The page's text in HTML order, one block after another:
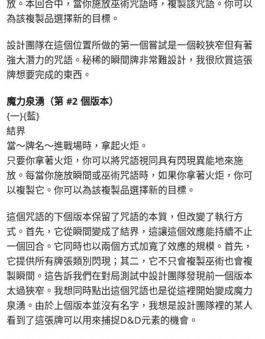
放。本回合中，當你施放巫術咒語時，複製該咒語。你可以
為該複製品選擇新的目標。
設計團隊在這個位置所做的第一個嘗試是一個較狹窄但有著
強大潛力的咒語。秘稀的瞬間牌非常難設計，我很欣賞這張
牌想要完成的東西。
魔力泉湧（第 #2 個版本）
{一}{藍}
結界
當～牌名～進戰場時，拿起火炬。
只要你拿著火炬，你可以將咒語視同具有閃現異能地來施
放。每當你施放瞬間或巫術咒語時，如果你拿著火炬，你可
以複製它。你可以為該複製品選擇新的目標。
這個咒語的下個版本保留了咒語的本質，但改變了執行方
式。首先，它從瞬間變成了結界，這讓這個效應能持續不止
一個回合。它同時也以兩個方式加寬了效應的規模。首先，
它提供所有牌張類別閃現；其二，它不只會複製巫術也會複
製瞬間。這告訴我們在對局測試中設計團隊發現前一個版本
太過狹窄。我想同時點出這個咒語也是從這裡開始變成魔力
泉湧。由於上個版本並沒有名字，我想是設計團隊裡的某人
看到了這張牌可以用來捕捉D&D元素的機會。